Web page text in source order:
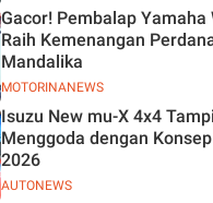
MOTORINANEWS
Gacor! Pembalap Yamaha
Raih Kemenangan
Mandalika
AUTONEWS
Isuzu New mu-X 4x4
Menggoda dengan
2026